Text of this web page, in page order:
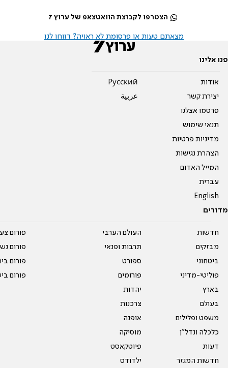
הצטרפו לקבוצת הוואטצאפ של ערוץ 7
מצאתם טעות או פרסומת לא ראויה? דווחו לנו
פנו אלינו
אודות
יצירת קשר
פרסמו אצלנו
תנאי שימוש
מדיניות פרטיות
הצהרת נגישות
המייל האדום
עברית
English
Pусский
عربية
מדורים
חדשות
מבזקים
ביטחוני
פוליטי-מדיני
בארץ
בעולם
משפט ופלילים
כלכלה ונדל"ן
דעות
חדשות המגזר
העולם הערבי
תרבות ופנאי
ספורט
פורומים
יהדות
צרכנות
אופנה
מוסיקה
פיוטקאסט
ילדודס
פורום
פורום
פורום
פורום